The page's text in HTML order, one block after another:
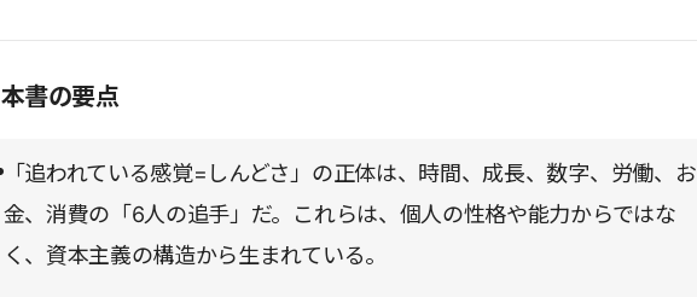
本書の要点
「追われている感覚=しんどさ」の正体は、時間、成長、数字、労働、お
金、消費の「6人の追手」だ。これらは、個人の性格や能力からではな
く、資本主義の構造から生まれている。